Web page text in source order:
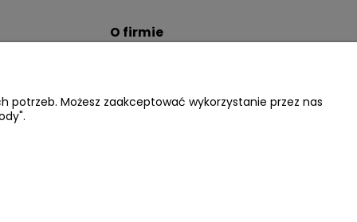
O firmie
dacter.pl
Możesz zaakceptować wykorzystanie przez nas